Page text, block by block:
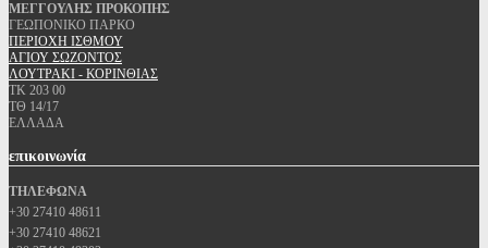
ΜΕΓΓΟΥΛΗΣ ΠΡΟΚΟΠΗΣ
ΓΕΩΠΟΝΙΚΟ ΠΑΡΚΟ
ΠΕΡΙΟΧΗ ΙΣΘΜΟΥ
ΑΓΙΟΥ ΣΩΖΟΝΤΟΣ
ΛΟΥΤΡΑΚΙ - ΚΟΡΙΝΘΙΑΣ
ΤΚ 203 00
ΤΘ 14/17
ΕΛΛΑΔΑ
επικοινωνία
ΤΗΛΕΦΩΝΑ
+30 27410 48611
+30 27410 48621